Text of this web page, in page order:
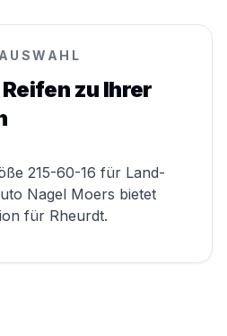
zu Ihrer
215-60-16 für Land-
Nagel Moers bietet
für Rheurdt.